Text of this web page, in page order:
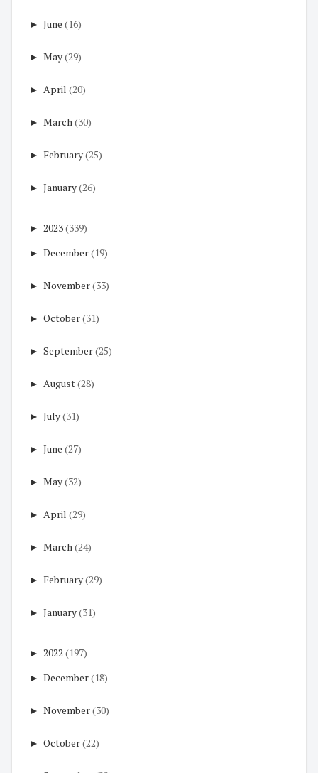
► June (16)
► May(29)
► April (20)
► March(30)
► February(25)
► January(26)
► 2023(339)
► December(19)
► November(33)
► October(31)
► September(25)
► August(28)
► July(31)
► June (27)
► May(32)
► April (29)
► March(24)
► February(29)
► January(31)
► 2022 (197)
► December(18)
► November(30)
► October(22)